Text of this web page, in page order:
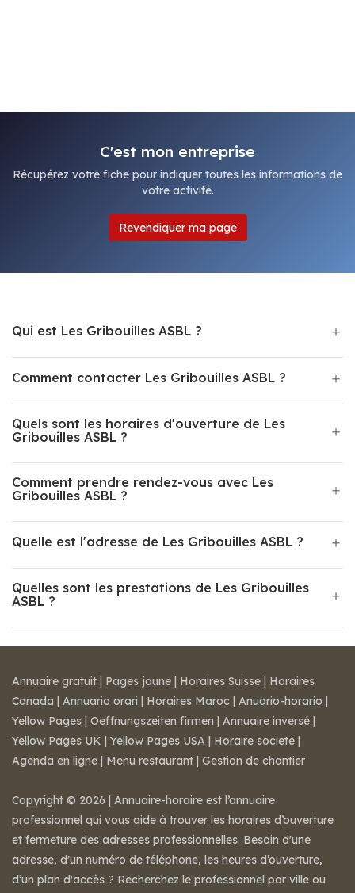
C'est mon entreprise
Récupérez votre fiche pour indiquer toutes les informations de
votre activité.
Revendiquer ma page
Qui est Les Gribouilles ASBL ?
Comment contacter Les Gribouilles ASBL ?
Quels sont les horaires d'ouverture de Les
Gribouilles ASBL ?
Comment prendre rendez-vous avec Les
Gribouilles ASBL ?
Quelle est l'adresse de Les Gribouilles ASBL ?
Quelles sont les prestations de Les Gribouilles
ASBL ?
Annuaire gratuit | Pages jaune | Horaires Suisse | Horaires
Canada | Annuario orari | Horaires Maroc | Anuario-horario |
Yellow Pages | Oeffnungszeiten firmen | Annuaire inversé |
Yellow Pages UK | Yellow Pages USA | Horaire societe |
Agenda en ligne | Menu restaurant | Gestion de chantier
Copyright © 2026 | Annuaire-horaire est l’annuaire
professionnel qui vous aide à trouver les horaires d’ouverture
et fermeture des adresses professionnelles. Besoin d'une
adresse, d'un numéro de téléphone, les heures d’ouverture,
d’un plan d'accès ? Recherchez le professionnel par ville ou